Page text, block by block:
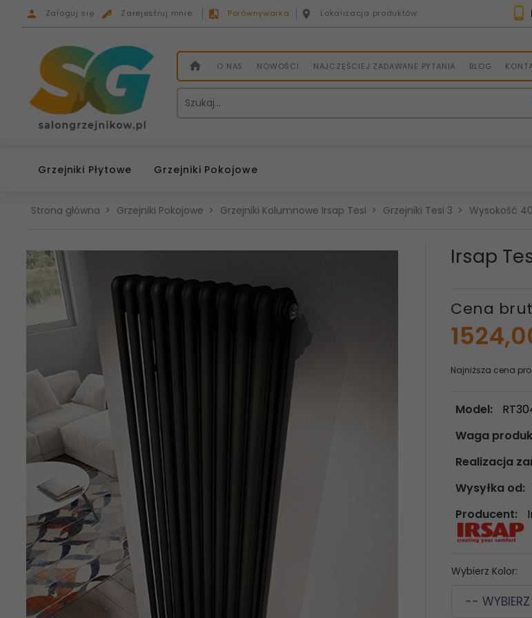
Zaloguj się Zarejestruj mnie Porównywarka Lokalizacja produktów
O NAS NOWOŚCI NAJCZĘŚCIEJ ZADAWANE PYTANIA BLOG
Grzejniki Płytowe Grzejniki Pokojowe
Strona główna Grzejniki Pokojowe Grzejniki Kolumnowe Irsap Tesi Grzejniki Tesi 3 Wysokość
Irsap
Cena
1524,
Najniższa cena
Model:
Waga
Realizacja
Wysyłka od:
Producent:
Wybierz Kolor:
--